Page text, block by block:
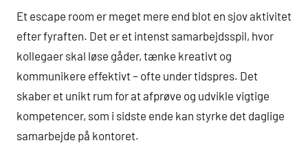
Et escape room er meget mere end blot en sjov aktivitet
efter fyraften. Det er et intenst samarbejdsspil, hvor
kollegaer skal løse gåder, tænke kreativt og
kommunikere effektivt – ofte under tidspres. Det
skaber et unikt rum for at afprøve og udvikle vigtige
kompetencer, som i sidste ende kan styrke det daglige
samarbejde på kontoret.